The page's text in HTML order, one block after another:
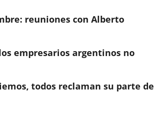
reuniones con Alberto
empresarios argentinos no
todos reclaman su parte de